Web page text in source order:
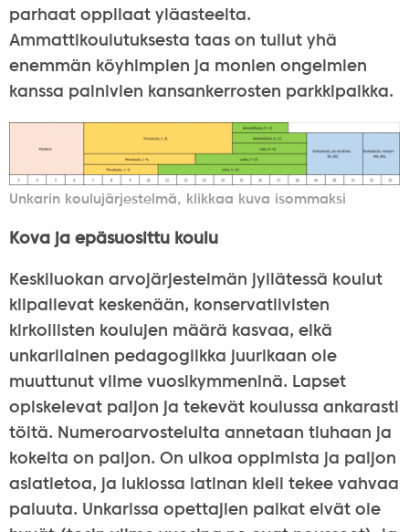
parhaat oppilaat yläasteelta.
Ammattikoulutuksesta taas on tullut yhä
enemmän köyhimpien ja monien ongelmien
kanssa painivien kansankerrosten parkkipaikka.
Unkarin koulujärjestelmä, klikkaa kuva isommaksi
Kova ja epäsuosittu koulu
Keskiluokan arvojärjestelmän jyllätessä koulut
kilpailevat keskenään, konservatiivisten
kirkollisten koulujen määrä kasvaa, eikä
unkarilainen pedagogiikka juurikaan ole
muuttunut viime vuosikymmeninä. Lapset
opiskelevat paljon ja tekevät koulussa ankarasti
töitä. Numeroarvosteluita annetaan tiuhaan ja
kokeita on paljon. On ulkoa oppimista ja paljon
asiatietoa, ja lukiossa latinan kieli tekee vahvaa
paluuta. Unkarissa opettajien palkat eivät ole